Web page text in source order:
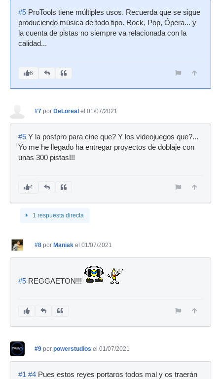
#5 ProTools tiene múltiples usos. Recuerda que se sigue
produciendo música de todo tipo. Rock, Pop, Ópera... y
la cuenta de pistas no siempre va relacionada con la
calidad...
6
#7 por DeLoreal el 01/07/2021
#5 Y la postpro para cine que? Y los videojuegos que?...
Yo me he llegado ha entregar proyectos de doblaje con
unas 300 pistas!!!
4
1 respuesta directa
#8 por Maniak el 01/07/2021
#5 REGGAETON!!!
#9 por powerstudios el 01/07/2021
#1 #4 Pues estos reyes portaros todos mal y os traerán